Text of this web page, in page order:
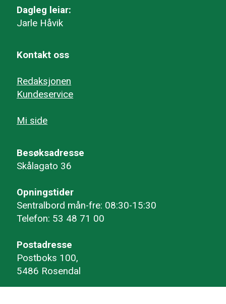
Dagleg leiar:
Jarle Håvik
Kontakt oss
Redaksjonen
Kundeservice
Mi side
Besøksadresse
Skålagato 36
Opningstider
Sentralbord mån-fre: 08:30-15:30
Telefon: 53 48 71 00
Postadresse
Postboks 100,
5486 Rosendal